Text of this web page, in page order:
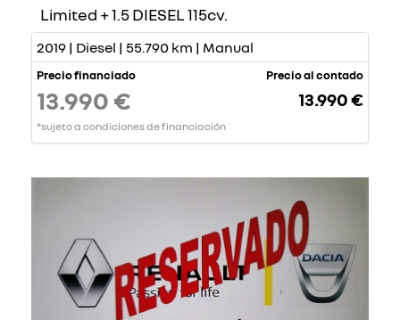
Limited + 1.5 DIESEL 115cv.
2019 | Diesel | 55.790 km | Manual
Precio financiado
13.990 €
*sujeto a condiciones de financiación
Precio al contado
13.990 €